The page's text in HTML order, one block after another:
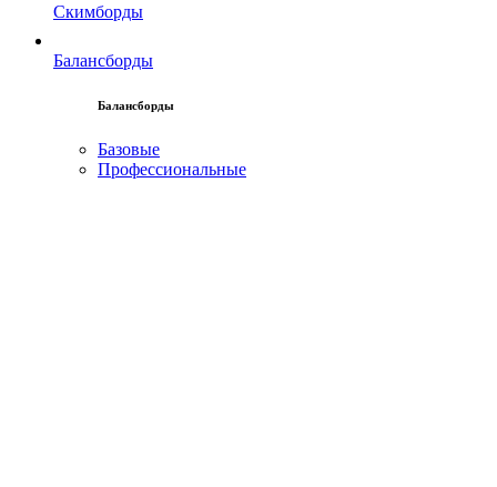
Скимборды
Балансборды
Балансборды
Базовые
Профессиональные